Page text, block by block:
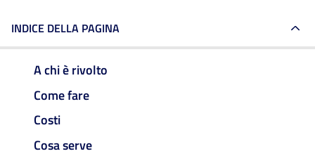
INDICE DELLA PAGINA
A chi è rivolto
Come fare
Costi
Cosa serve